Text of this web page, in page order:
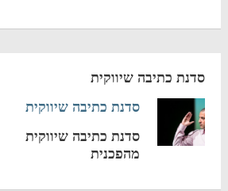
סדנת כתיבה שיווקית
סדנת כתיבה שיווקית
סדנת כתיבה שיווקית
מהפכנית